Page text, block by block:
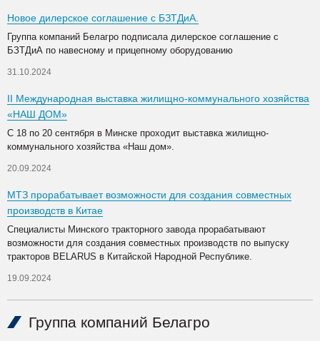
Новое дилерское соглашение с БЗТДиА.
Группа компаний Белагро подписала дилерское соглашение с
БЗТДиА по навесному и прицепному оборудованию
31.10.2024
II Международная выставка жилищно-коммунального хозяйства
«НАШ ДОМ»
С 18 по 20 сентября в Минске проходит выставка жилищно-
коммунального хозяйства «Наш дом».
20.09.2024
МТЗ прорабатывает возможности для создания совместных
производств в Китае
Специалисты Минского тракторного завода прорабатывают
возможности для создания совместных производств по выпуску
тракторов BELARUS в Китайской Народной Республике.
19.09.2024
Группа компаний Белагро